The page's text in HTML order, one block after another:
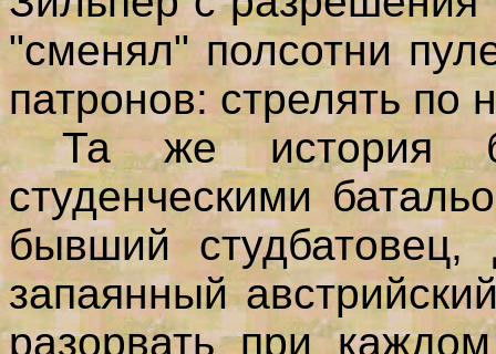
"сменял" полсотни
патронов: стрелять
Та же история
студенческими
бывший
запаянный
разорвать при